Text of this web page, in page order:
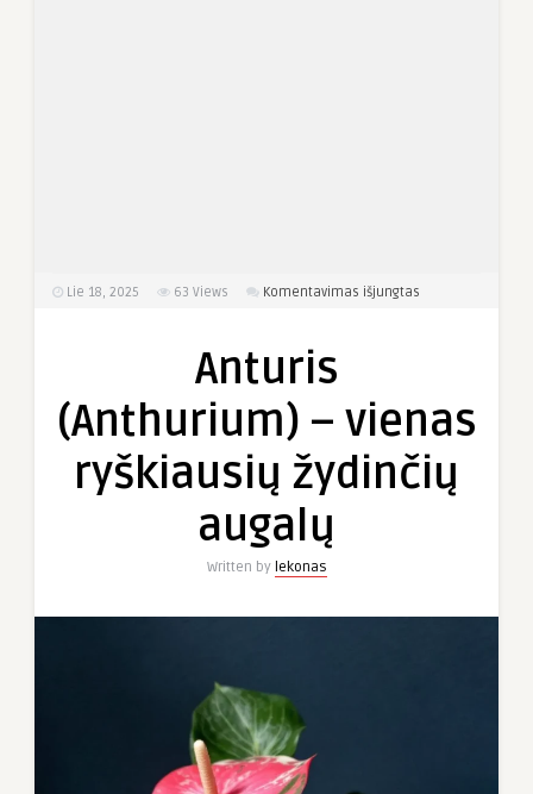
Lie 18, 2025 63 Views Komentavimas išjungtas
žydinčių
Anturis
(Anthurium) – vienas
ryškiausių žydinčių
augalų
Written by lekonas